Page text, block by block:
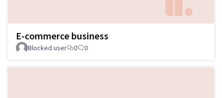
E-commerce business
Blocked user 0 0